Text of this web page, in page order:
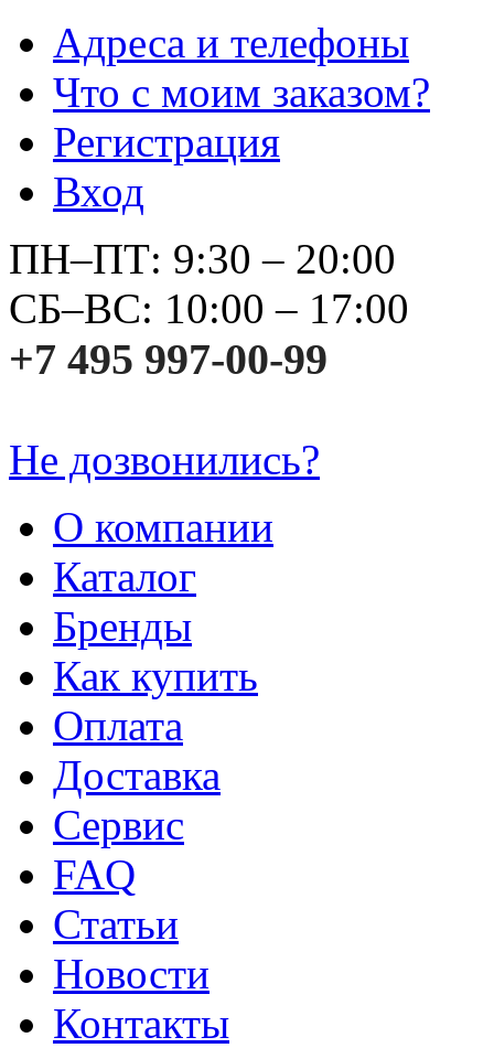
Адреса и телефоны
Что с моим заказом?
Регистрация
Вход
ПН–ПТ: 9:30 – 20:00
СБ–ВС: 10:00 – 17:00
+7 495 997-00-99
Не дозвонились?
О компании
Каталог
Бренды
Как купить
Оплата
Доставка
Сервис
FAQ
Статьи
Новости
Контакты